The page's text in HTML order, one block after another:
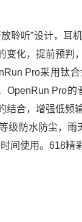
聆听”设计，耳
变化，提前预判
Pro采用钛
Pro
合，增强低频
级防水防尘，
间使用。618精